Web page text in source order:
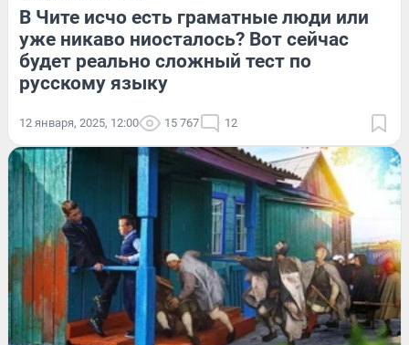
В Чите исчо есть граматные люди или
уже никаво ниосталось? Вот сейчас
будет реально сложный тест по
русскому языку
12 января, 2025, 12:00 15 767 12